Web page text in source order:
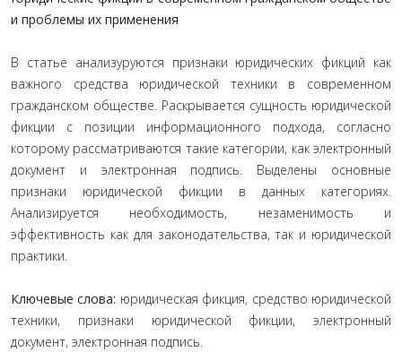
и проблемы их применения
В статье анализуруются признаки юридических фикций как
важного средства юридической техники в современном
гражданском обществе. Раскрывается сущность юридической
фикции с позиции информационного подхода, согласно
которому рассматриваются такие категории, как электронный
документ и электронная подпись. Выделены основные
признаки юридической фикции в данных категориях.
Анализируется необходимость, незаменимость и
эффективность как для законодательства, так и юридической
практики.
Ключевые слова: юридическая фикция, средство юридической
техники, признаки юридической фикции, электронный
документ, электронная подпись.